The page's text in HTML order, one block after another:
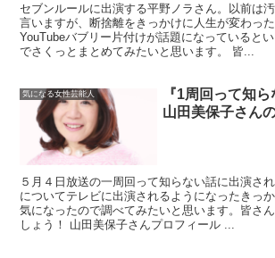
セブンルールに出演する平野ノラさん。以前は
言いますが、断捨離をきっかけに人生が変わった
YouTubeバブリー片付けが話題になっていると
でさくっとまとめてみたいと思います。 皆...
気になる女性芸能人
『1周回って知
山田美保子さん
５月４日放送の一周回って知らない話に出演さ
についてテレビに出演されるようになったきっ
気になったので調べてみたいと思います。皆さ
しょう！ 山田美保子さんプロフィール ...